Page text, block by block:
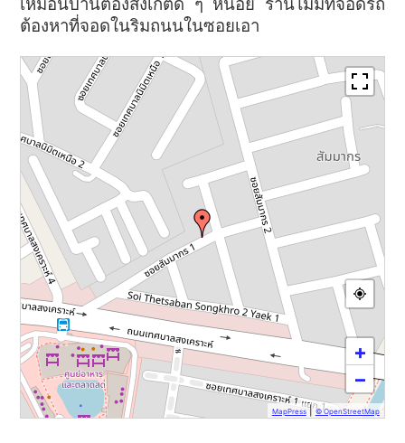
เหมือนบ้านต้องสังเกตดี ๆ หน่อย ร้านไม่มีที่จอดรถ
ต้องหาที่จอดในริมถนนในซอยเอา
+
−
MapPress| © OpenStreetMap